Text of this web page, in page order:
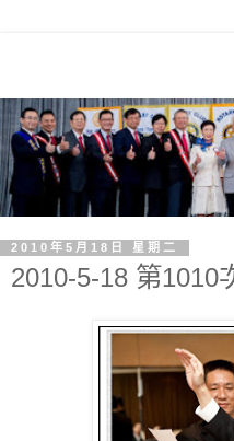
2010年5月18日 星期二
2010-5-18 第1010